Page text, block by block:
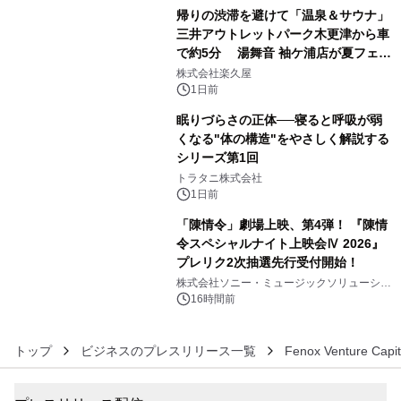
アーティストを フィーチャーしたアニ
メーションを公開～
帰りの渋滞を避けて「温泉＆サウナ」
三井アウトレットパーク木更津から車
で約5分 湯舞音 袖ケ浦店が夏フェア
メニューを提供
株式会社楽久屋
1日前
眠りづらさの正体──寝ると呼吸が弱
くなる"体の構造"をやさしく解説する
シリーズ第1回
トラタニ株式会社
1日前
「陳情令」劇場上映、第4弾！ 『陳情
令スペシャルナイト上映会Ⅳ 2026』
プレリク2次抽選先行受付開始！
株式会社ソニー・ミュージックソリューショ
ンズ16時間前
トップ ビジネスのプレスリリース一覧 Fenox Venture